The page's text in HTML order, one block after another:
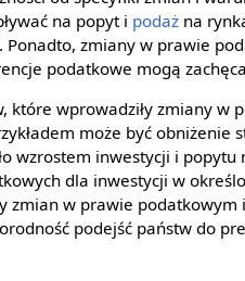
na popyt i podaż na
zmiany w prawie
podatkowe mogą
które wprowadziły zmiany
może być
wzrostem inwestycji i popytu
dla inwestycji w
zmian w prawie
podejść państw do